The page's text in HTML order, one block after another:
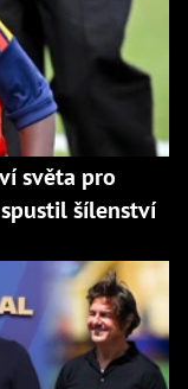
světa pro
šílenství